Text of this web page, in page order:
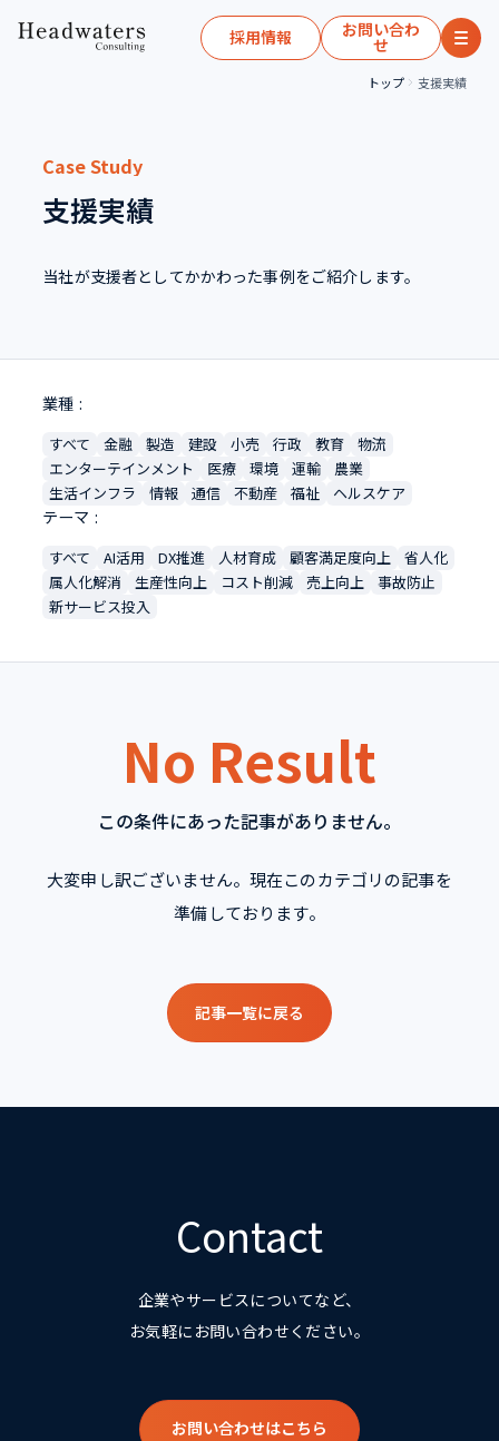
採用情報 お問い合わ
せ
トップ 支援実績
Case Study
支援実績
当社が支援者としてかかわった事例をご紹介します。
業種
すべて 金融 製造 建設 小売 行政 教育
物流
エンターテインメント
医療 環境 運輸
農業
生活インフラ
情報 通信 不動産 福祉 ヘルスケア
テーマ
すべて AI活用 DX推進 人材育成 顧客満足度向上
省人化
属人化解消
生産性向上 コスト削減 売上向上
事故防止
新サービス投入
No Result
この条件にあった記事がありません。
大変申し訳ございません。現在このカテゴリの記事を
準備しております。
記事一覧に戻る
Contact
企業やサービスについてなど、
お気軽にお問い合わせください。
お問い合わせはこちら